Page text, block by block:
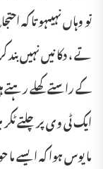
تو وہاں نہیںہو تا کہ
تے ، دکا نیں نہیں
کے راستے کھلے رہتے
ایک ٹی وی پر چلتے
ما یوس ہوا کہ ایسے